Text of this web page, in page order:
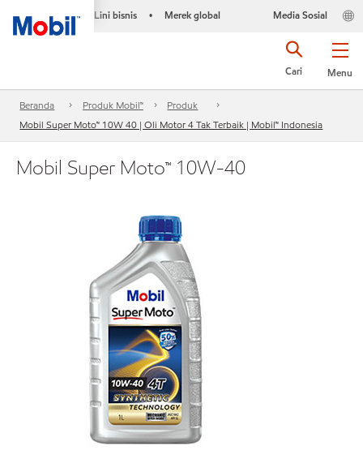
Lini bisnis • Merek global Media Sosial
Menu
Cari
Beranda Produk Mobil™
Produk
Mobil Super Moto™ 10W 40 | Oli Motor 4 Tak Terbaik | Mobil™ Indonesia
Mobil Super Moto™ 10W-40